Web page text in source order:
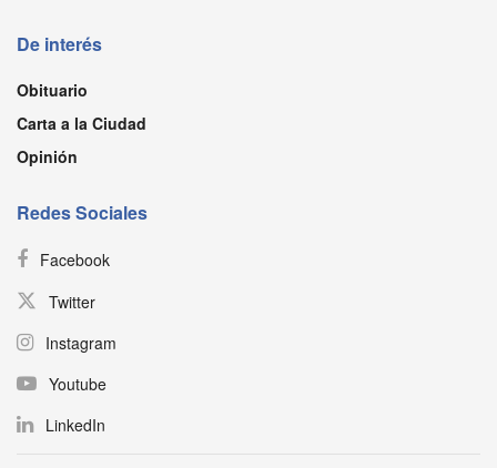
De interés
Obituario
Carta a la Ciudad
Opinión
Redes Sociales
Facebook
Twitter
Instagram
Youtube
LinkedIn